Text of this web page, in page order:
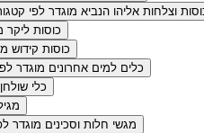
וצלחות אליהו הנביא מוגדר לפי
כוסות ליקר
כוסות קידוש
כלים למים אחרונים מוגדר
כלי שולחן
מגשי חלות וסכינים מוגדר